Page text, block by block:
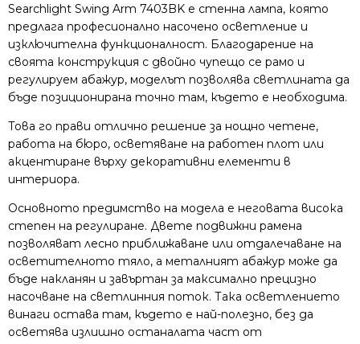
Searchlight Swing Arm 7403BK е стенна лампа, която
предлага професионално насочено осветление и
изключителна функционалност. Благодарение на
своята конструкция с двойно чупещо се рамо и
регулируем абажур, моделът позволява светлината да
бъде позиционирана точно там, където е необходима.
Това го прави отлично решение за нощно четене,
работа на бюро, осветяване на работен плот или
акцентиране върху декоративни елементи в
интериора.
Основното предимство на модела е неговата висока
степен на регулиране. Двете подвижни рамена
позволяват лесно приближаване или отдалечаване на
осветителното тяло, а металният абажур може да
бъде накланян и завъртан за максимално прецизно
насочване на светлинния поток. Така осветлението
винаги остава там, където е най-полезно, без да
осветява излишно останалата част от